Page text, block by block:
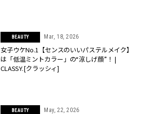
BEAUTY Mar, 18, 2026
女子ウケNo.1【センスのいいパステルメイク】
は「低温ミントカラー」の“涼しげ顔”！ |
CLASSY.[クラッシィ]
BEAUTY May, 22, 2026